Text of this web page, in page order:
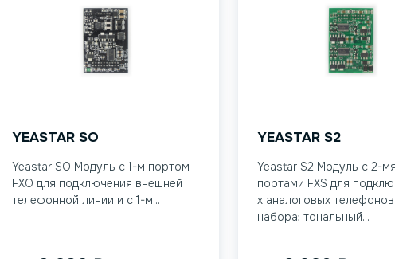
YEASTAR SO
Yeastar SO Модуль с 1-м портом
FXO для подключения внешней
телефонной линии и с 1-м...
YEASTAR S2
Yeastar S2 Модуль с 2-мя
портами FXS для
х аналоговых
набора: тональный...